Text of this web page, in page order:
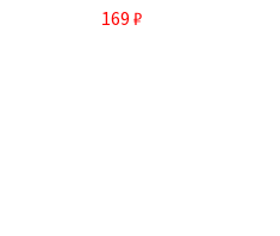
169₽